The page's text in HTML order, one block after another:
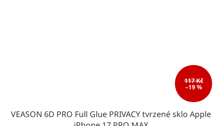
117 Kč
–19 %
VEASON 6D PRO Full Glue PRIVACY tvrzené sklo Apple